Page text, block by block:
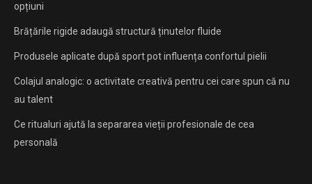
opțiuni
Brățările rigide adaugă structură ținutelor fluide
Produsele aplicate după sport pot influența confortul pielii
Colajul analogic: o activitate creativă pentru cei care spun că nu
au talent
Ce ritualuri ajută la separarea vieții profesionale de cea
personală